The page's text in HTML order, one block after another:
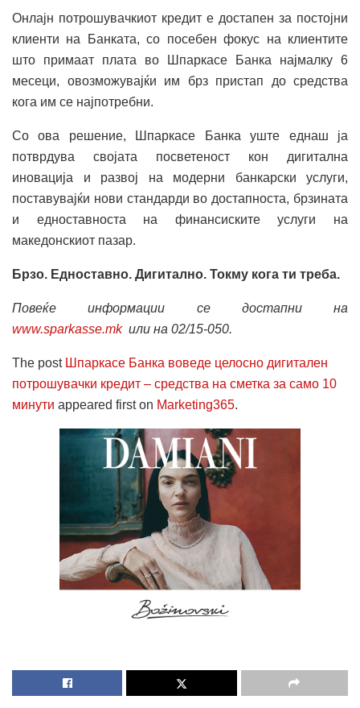
Онлајн потрошувачкиот кредит е достапен за постојни
клиенти на Банката, со посебен фокус на клиентите
што примаат плата во Шпаркасе Банка најмалку 6
месеци, овозможувајќи им брз пристап до средства
кога им се најпотребни.
Со ова решение, Шпаркасе Банка уште еднаш ја
потврдува својата посветеност кон дигитална
иновација и развој на модерни банкарски услуги,
поставувајќи нови стандарди во достапноста, брзината
и едноставноста на финансиските услуги на
македонскиот пазар.
Брзо. Едноставно. Дигитално. Токму кога ти треба.
Повеќе информации се достапни на
www.sparkasse.mkили на 02/15-050.
The post Шпаркасе Банка воведе целосно дигитален
потрошувачки кредит – средства на сметка за само 10
минути appeared first on Marketing365.